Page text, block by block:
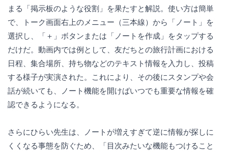
まる「掲示板のような役割」を果たすと解説。使い方は簡単
で、トーク画面右上のメニュー（三本線）から「ノート」を
選択し、「＋」ボタンまたは「ノートを作成」をタップする
だけだ。動画内では例として、友だちとの旅行計画における
日程、集合場所、持ち物などのテキスト情報を入力し、投稿
する様子が実演された。これにより、その後にスタンプや会
話が続いても、ノート機能を開けばいつでも重要な情報を確
認できるようになる。
さらにひらい先生は、ノートが増えすぎて逆に情報が探しに
くくなる事態を防ぐため、「目次みたいな機能もつけること